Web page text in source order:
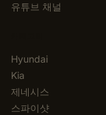
유튜브 채널
Hyundai
Kia
제네시스
스파이샷